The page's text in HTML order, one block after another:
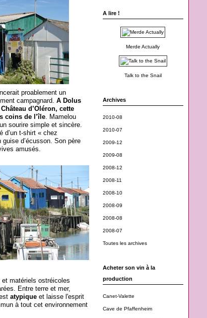
A lire !
Merde Actually
Talk to the Snail
Archives
2010-08
2010-07
2009-12
2009-08
2008-12
2008-11
2008-10
2008-09
2008-08
2008-07
Toutes les archives
Acheter son vin à la
production
Canet-Valette
Cave de Pfaffenheim
proablement un
campagnard. A Dolus
d’Oléron, cette
coins de l’île. Mamelou
sourire simple et sincère.
d’un t-shirt « chez
d’écusson. Son père
amusés.
matériels ostréicoles
Entre terre et mer,
atypiqueet laisse l'esprit
à tout cet environnement